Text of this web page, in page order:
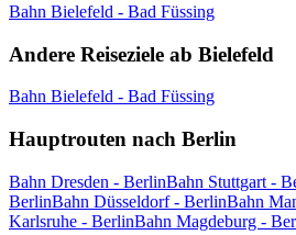
Bahn Bielefeld - Bad Füssing
Andere Reiseziele ab Bielefeld
Bahn Bielefeld - Bad Füssing
Hauptrouten nach Berlin
Bahn Dresden - BerlinBahn Stuttgart -
BerlinBahn Düsseldorf - BerlinBahn
Karlsruhe - BerlinBahn Magdeburg -